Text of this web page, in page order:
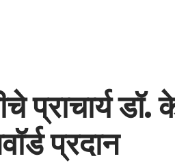
प्राचार्य
प्रदान